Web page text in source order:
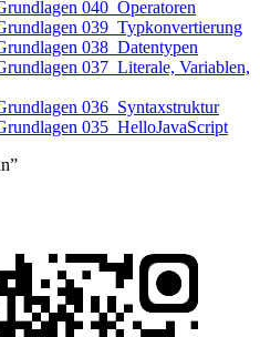
040_Operatoren
039_Typkonvertierung
038_Datentypen
037_Literale, Variablen,
036_Syntaxstruktur
035_HelloJavaScript
”